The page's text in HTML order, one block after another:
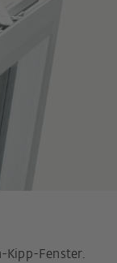
Kipp-Fenster.